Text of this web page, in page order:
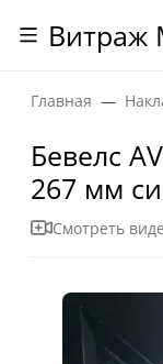
Витраж
Главная
Бевелс
267 мм
Смотреть